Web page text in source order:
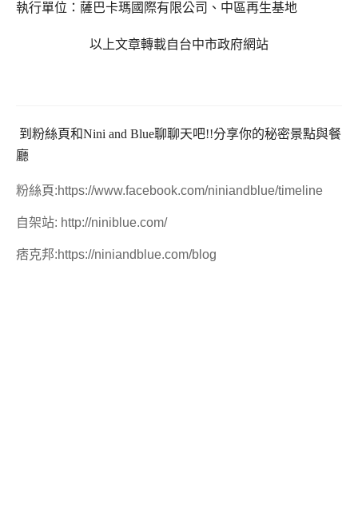
執行單位：薩巴卡瑪國際有限公司、中區再生基地
以上文章轉載自台中市政府網站
到粉絲頁和Nini and Blue聊聊天吧!!分享你的秘密景點與餐
廳
粉絲頁:https://www.facebook.com/niniandblue/timeline
自架站: http://niniblue.com/
痞克邦:https://niniandblue.com/blog